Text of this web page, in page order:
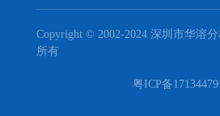
Copyright © 2002-2024 深圳市华溶
所有
粤ICP备